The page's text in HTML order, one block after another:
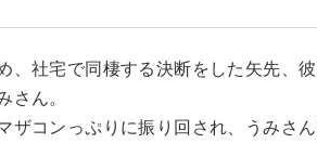
、社宅で同棲する決断をした矢先、
ん。
ザコンっぷりに振り回され、うみさ